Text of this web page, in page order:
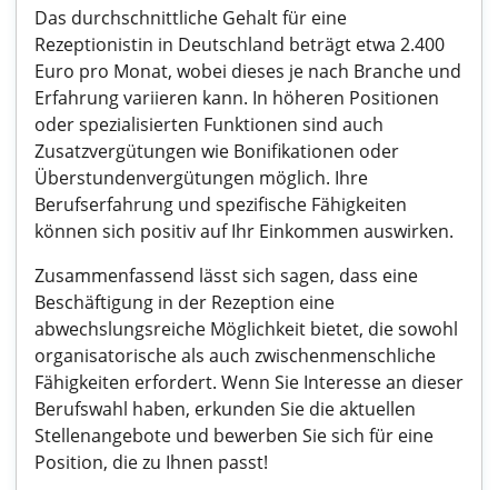
Das durchschnittliche Gehalt für eine
Rezeptionistin in Deutschland beträgt etwa 2.400
Euro pro Monat, wobei dieses je nach Branche und
Erfahrung variieren kann. In höheren Positionen
oder spezialisierten Funktionen sind auch
Zusatzvergütungen wie Bonifikationen oder
Überstundenvergütungen möglich. Ihre
Berufserfahrung und spezifische Fähigkeiten
können sich positiv auf Ihr Einkommen auswirken.
Zusammenfassend lässt sich sagen, dass eine
Beschäftigung in der Rezeption eine
abwechslungsreiche Möglichkeit bietet, die sowohl
organisatorische als auch zwischenmenschliche
Fähigkeiten erfordert. Wenn Sie Interesse an dieser
Berufswahl haben, erkunden Sie die aktuellen
Stellenangebote und bewerben Sie sich für eine
Position, die zu Ihnen passt!